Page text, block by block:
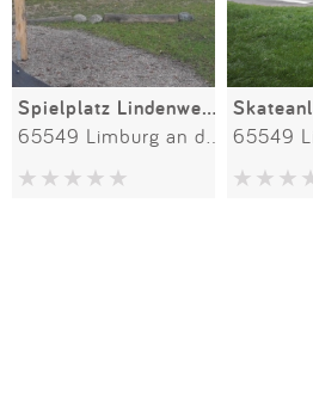
Spielplatz Lindenweg 1-17